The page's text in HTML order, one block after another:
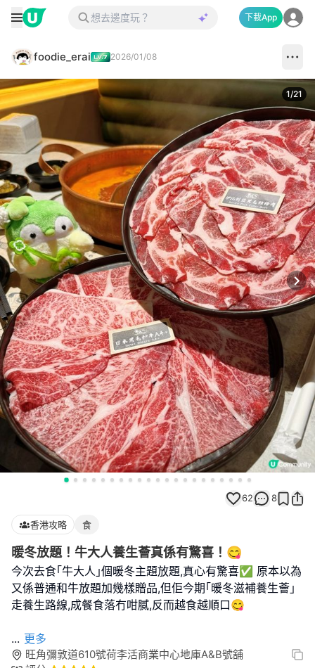
下載App
foodie_erai 2026/01/08
1/21
62 8
香港攻略 食
暖冬放題！牛大人養生薈真係有驚喜！😋
今次去食｢牛大人｣個暖冬主題放題,真心有驚喜✅ 原本以為
又係普通和牛放題加幾樣贈品,但佢今期｢暖冬滋補養生薈｣
走養生路線,成餐食落冇咁膩,反而越食越順口😋
... 更多
旺角彌敦道610號荷李活商業中心地庫A&B號舖